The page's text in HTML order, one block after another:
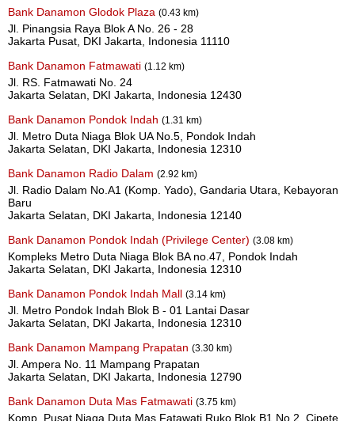
Bank Danamon Glodok Plaza (0.43 km)
Jl. Pinangsia Raya Blok A No. 26 - 28
Jakarta Pusat, DKI Jakarta, Indonesia 11110
Bank Danamon Fatmawati (1.12 km)
Jl. RS. Fatmawati No. 24
Jakarta Selatan, DKI Jakarta, Indonesia 12430
Bank Danamon Pondok Indah (1.31 km)
Jl. Metro Duta Niaga Blok UA No.5, Pondok Indah
Jakarta Selatan, DKI Jakarta, Indonesia 12310
Bank Danamon Radio Dalam (2.92 km)
Jl. Radio Dalam No.A1 (Komp. Yado), Gandaria Utara, Kebayoran
Baru
Jakarta Selatan, DKI Jakarta, Indonesia 12140
Bank Danamon Pondok Indah (Privilege Center) (3.08 km)
Kompleks Metro Duta Niaga Blok BA no.47, Pondok Indah
Jakarta Selatan, DKI Jakarta, Indonesia 12310
Bank Danamon Pondok Indah Mall (3.14 km)
Jl. Metro Pondok Indah Blok B - 01 Lantai Dasar
Jakarta Selatan, DKI Jakarta, Indonesia 12310
Bank Danamon Mampang Prapatan (3.30 km)
Jl. Ampera No. 11 Mampang Prapatan
Jakarta Selatan, DKI Jakarta, Indonesia 12790
Bank Danamon Duta Mas Fatmawati (3.75 km)
Komp. Pusat Niaga Duta Mas Fatawati Ruko Blok B1 No.2, Cipete